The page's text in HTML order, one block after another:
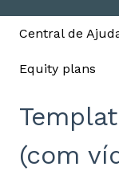
Central de
Equity plans
(com